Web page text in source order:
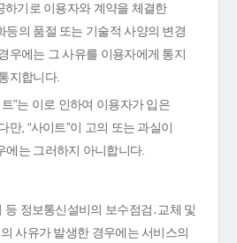
하기로 이용자와 계약을 체결한
등의 품절 또는 기술적 사양의 변경
우에는 그 사유를 이용자에게 통지
지합니다.
”는 이로 인하여 이용자가 입은
만, “사이트”이 고의 또는 과실이
에는 그러하지 아니합니다.
등 정보통신설비의 보수점검․교체 및
사유가 발생한 경우에는 서비스의